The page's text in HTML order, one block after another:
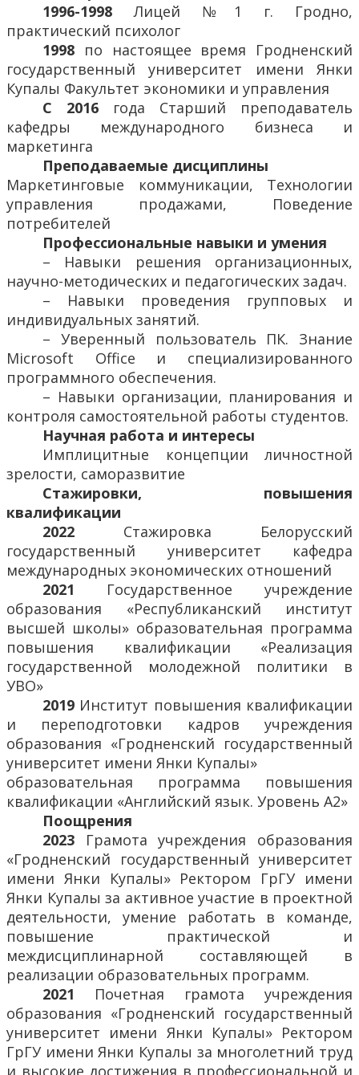
1996-1998 Лицей №1 г. Гродно,
практический психолог
1998 по настоящее время Гродненский
государственный университет имени Янки
Купалы Факультет экономики и управления
С 2016 года Старший преподаватель
кафедры международного бизнеса и
маркетинга
Преподаваемые дисциплины
Маркетинговые коммуникации, Технологии
управления продажами, Поведение
потребителей
Профессиональные навыки и умения
– Навыки решения организационных,
научно-методических и педагогических задач.
– Навыки проведения групповых и
индивидуальных занятий.
– Уверенный пользователь ПК. Знание
Microsoft Office и специализированного
программного обеспечения.
– Навыки организации, планирования и
контроля самостоятельной работы студентов.
Научная работа и интересы
Имплицитные концепции личностной
зрелости, саморазвитие
Стажировки, повышения
квалификации
2022 Стажировка Белорусский
государственный университет кафедра
международных экономических отношений
2021 Государственное учреждение
образования «Республиканский институт
высшей школы» образовательная программа
повышения квалификации «Реализация
государственной молодежной политики в
УВО»
2019 Институт повышения квалификации
и переподготовки кадров учреждения
образования «Гродненский государственный
университет имени Янки Купалы»
образовательная программа повышения
квалификации «Английский язык. Уровень А2»
Поощрения
2023 Грамота учреждения образования
«Гродненский государственный университет
имени Янки Купалы» Ректором ГрГУ имени
Янки Купалы за активное участие в проектной
деятельности, умение работать в команде,
повышение практической и
междисциплинарной составляющей в
реализации образовательных программ.
2021 Почетная грамота учреждения
образования «Гродненский государственный
университет имени Янки Купалы» Ректором
ГрГУ имени Янки Купалы за многолетний труд
и высокие достижения в профессиональной и